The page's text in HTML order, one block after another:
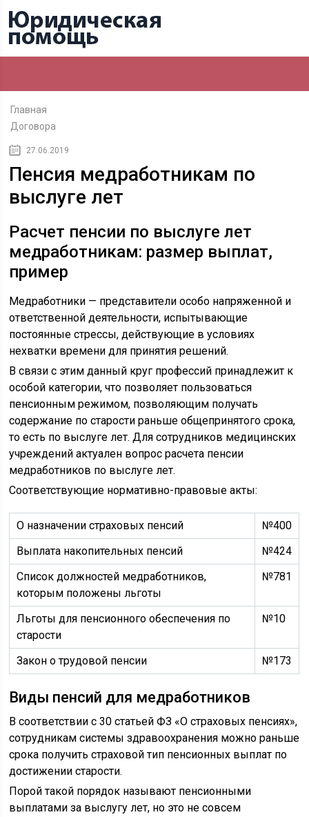
Главная
Договора
27.06.2019
Пенсия медработникам по
выслуге лет
Расчет пенсии по выслуге лет
медработникам: размер выплат,
пример
Медработники — представители особо напряженной и
ответственной деятельности, испытывающие
постоянные стрессы, действующие в условиях
нехватки времени для принятия решений.
В связи с этим данный круг профессий принадлежит к
особой категории, что позволяет пользоваться
пенсионным режимом, позволяющим получать
содержание по старости раньше общепринятого срока,
то есть по выслуге лет. Для сотрудников медицинских
учреждений актуален вопрос расчета пенсии
медработников по выслуге лет.
Соответствующие нормативно-правовые акты:
О назначении страховых пенсий
№400
Выплата накопительных пенсий
№424
Список должностей медработников,
которым положены льготы
№781
Льготы для пенсионного обеспечения по
старости
№10
Закон о трудовой пенсии №173
Виды пенсий для медработников
В соответствии с 30 статьей ФЗ «О страховых пенсиях»,
сотрудникам системы здравоохранения можно раньше
срока получить страховой тип пенсионных выплат по
достижении старости.
Порой такой порядок называют пенсионными
выплатами за выслугу лет, но это не совсем